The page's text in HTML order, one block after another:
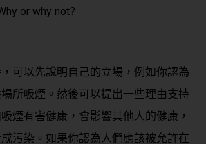
or why not?
可以先說明自己的立場，例如你認為
所吸煙。然後可以提出一些理由支持
煙有害健康，會影響其他人的健康，
污染。如果你認為人們應該被允許在